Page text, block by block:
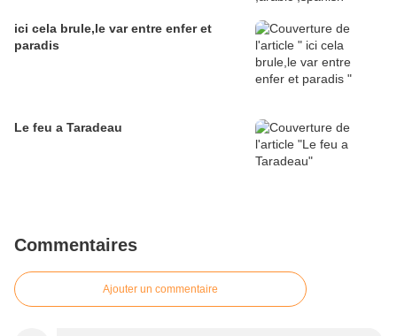
ici cela brule,le var entre enfer et
paradis
Le feu a Taradeau
Commentaires
Ajouter un commentaire